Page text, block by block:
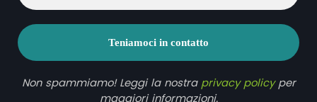
Non spammiamo! Leggi la nostra privacy policyper
maggiori informazioni.